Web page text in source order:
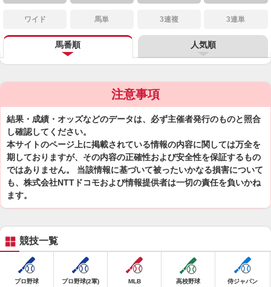
ワイド 馬単 3連複 3連単
馬番順 人気順
注意事項
結果・成績・オッズなどのデータは、必ず主催者発行のものと照合
し確認してください。
本サイトのページ上に掲載されている情報の内容に関しては万全を
期しておりますが、その内容の正確性および安全性を保証するもの
ではありません。 当該情報に基づいて被ったいかなる損害について
も、株式会社NTTドコモおよび情報提供者は一切の責任を負いかね
ます。
競技一覧
プロ野球 プロ野球(2軍) MLB 高校野球 侍ジャパン